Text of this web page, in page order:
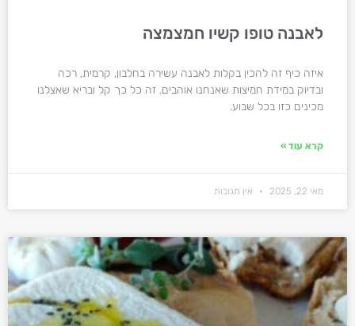
לאבנה טופו קשיו חמצמצה
איזה כיף זה להכין בקלות לאבנה עשירה בחלבון, קרמית, רכה
ובדיוק במידת חמיצות שאנחנו אוהבים. זה כל כך קל ובריא שאצלנו
מכינים כזו בכל שבוע.
קרא עוד »
מאי 22, 2025 אין תגובות